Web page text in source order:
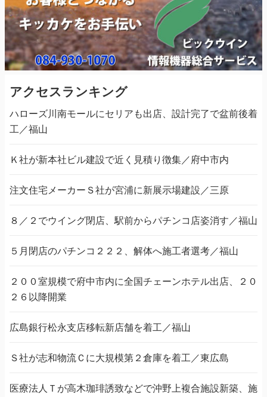
アクセスランキング
ハローズ川南モールにセリアも出店、設計完了で盆前後着
工／福山
Ｋ社が新本社ビル建設で近く見積り徴集／府中市内
注文住宅メーカーＳ社が宮浦に新展示場建設／三原
８／２でウイング閉店、駅前からパチンコ店姿消す／福山
５月閉店のパチンコ２２２、解体へ施工者選考／福山
２００室規模で府中市内に全国チェーンホテル出店、２０
２６以降開業
広島銀行松永支店移転新店舗を着工／福山
Ｓ社が志和物流Ｃに大規模第２倉庫を着工／東広島
医療法人Ｔが高木珈琲誘致などで沖野上複合施設新築、施